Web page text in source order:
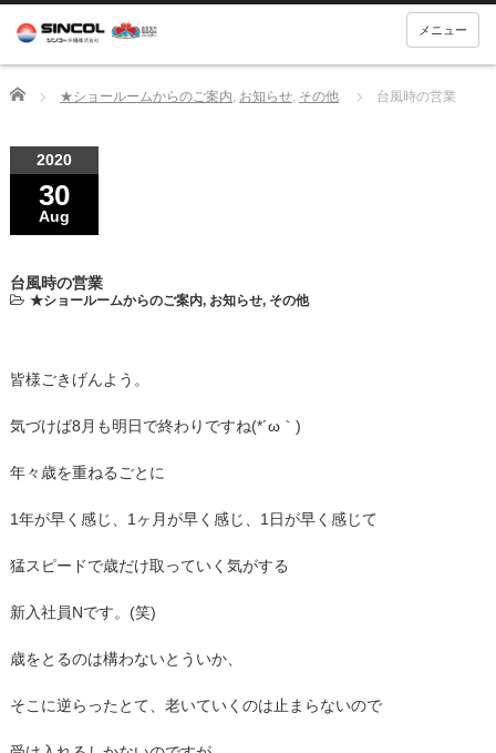
メニュー
Home ★ショールームからのご案内, お知らせ, その他 台風時の営業
2020
30
Aug
台風時の営業
★ショールームからのご案内, お知らせ, その他
皆様ごきげんよう。
気づけば8月も明日で終わりですね(*´ω｀)
年々歳を重ねるごとに
1年が早く感じ、1ヶ月が早く感じ、1日が早く感じて
猛スピードで歳だけ取っていく気がする
新入社員Nです。(笑)
歳をとるのは構わないとういか、
そこに逆らったとて、老いていくのは止まらないので